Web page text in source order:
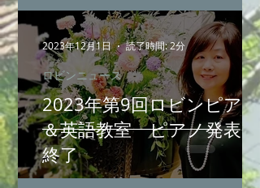
2023年第9回ロビンピアノ
＆英語教室 ピアノ発表会
終了
ロビンニュース
2023年12月1日 読了時間: 2分